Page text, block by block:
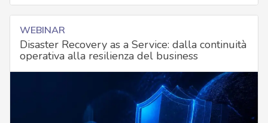
WEBINAR
Disaster Recovery as a Service: dalla continuità
operativa alla resilienza del business